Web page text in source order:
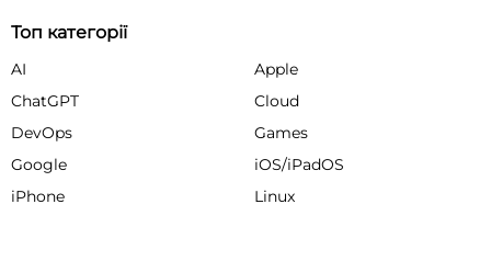
Топ категорії
AI
Apple
ChatGPT
Cloud
DevOps
Games
Google
iOS/iPadOS
iPhone
Linux